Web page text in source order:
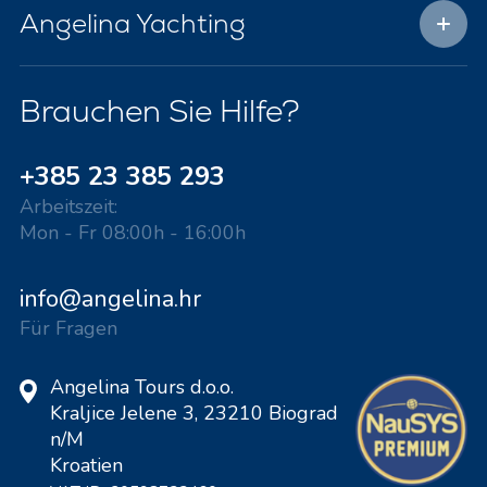
Angelina Yachting
Brauchen Sie Hilfe?
+385 23 385 293
Arbeitszeit:
Mon - Fr 08:00h - 16:00h
info@angelina.hr
Für Fragen
Angelina Tours d.o.o.
Kraljice Jelene 3, 23210 Biograd
n/M
Kroatien